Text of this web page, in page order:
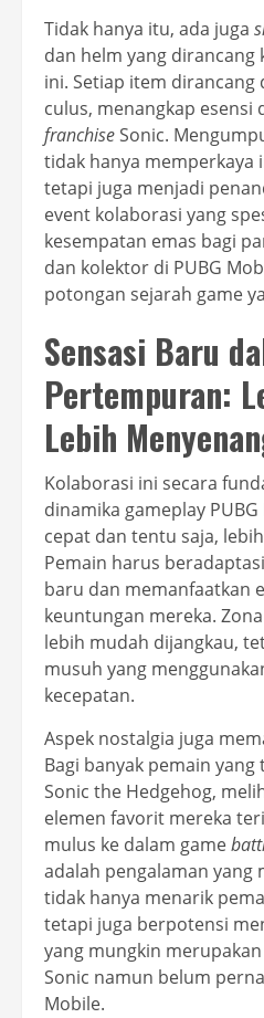
Tidak hanya itu, ada juga
dan helm yang
ini. Setiap item dirancang
culus, menangkap esensi
franchiseSonic.
tidak hanya memperkaya
tetapi juga menjadi
event kolaborasi yang
kesempatan emas bagi
dan kolektor di PUBG
potongan sejarah game
Sensasi Baru
Pertempuran:
Lebih
Kolaborasi ini secara
dinamika gameplay
cepat dan tentu saja,
Pemain harus
baru dan memanfaatkan
keuntungan mereka.
lebih mudah dijangkau,
musuh yang
kecepatan.
Aspek nostalgia juga
Bagi banyak pemain
Sonic the Hedgehog,
elemen favorit mereka
mulus ke dalam game
adalah pengalaman yang
tidak hanya menarik
tetapi juga berpotensi
yang mungkin
Sonic namun belum
Mobile.